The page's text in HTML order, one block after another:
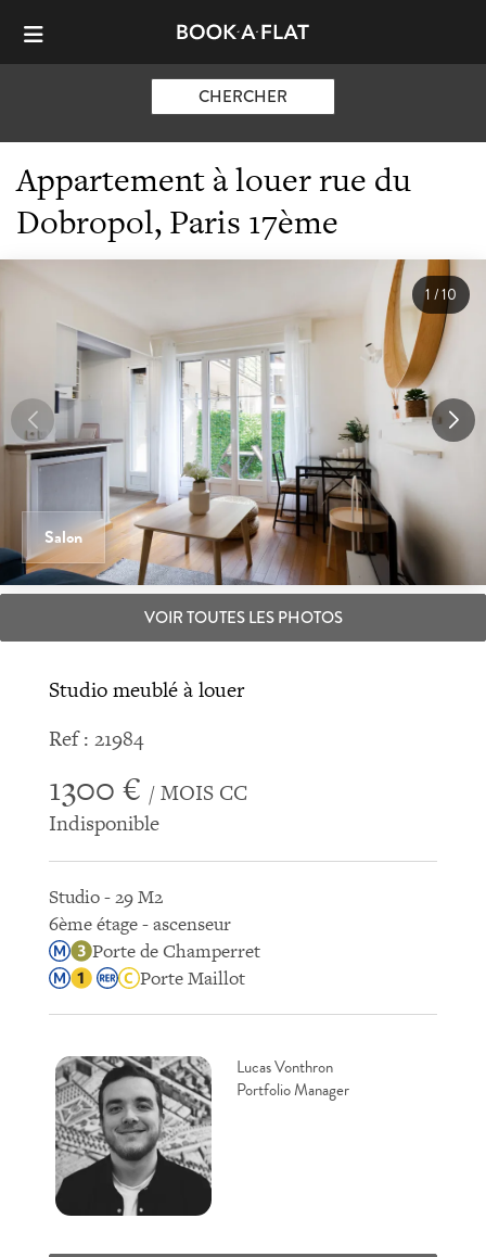
CHERCHER
Appartement à louer rue du
Dobropol, Paris 17ème
Salon
1/10
VOIR TOUTES LES PHOTOS
Studio meublé à louer
Ref : 21984
1300 € / MOIS CC
Indisponible
Studio - 29 M2
6ème étage - ascenseur
Porte de Champerret
Porte Maillot
Lucas Vonthron
Portfolio Manager